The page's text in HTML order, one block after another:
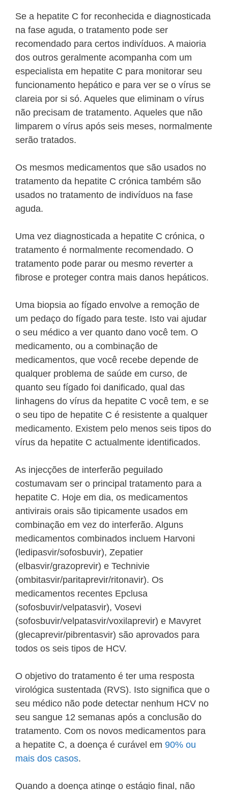
Se a hepatite C for reconhecida e diagnosticada
na fase aguda, o tratamento pode ser
recomendado para certos indivíduos. A maioria
dos outros geralmente acompanha com um
especialista em hepatite C para monitorar seu
funcionamento hepático e para ver se o vírus se
clareia por si só. Aqueles que eliminam o vírus
não precisam de tratamento. Aqueles que não
limparem o vírus após seis meses, normalmente
serão tratados.
Os mesmos medicamentos que são usados no
tratamento da hepatite C crónica também são
usados no tratamento de indivíduos na fase
aguda.
Uma vez diagnosticada a hepatite C crónica, o
tratamento é normalmente recomendado. O
tratamento pode parar ou mesmo reverter a
fibrose e proteger contra mais danos hepáticos.
Uma biopsia ao fígado envolve a remoção de
um pedaço do fígado para teste. Isto vai ajudar
o seu médico a ver quanto dano você tem. O
medicamento, ou a combinação de
medicamentos, que você recebe depende de
qualquer problema de saúde em curso, de
quanto seu fígado foi danificado, qual das
linhagens do vírus da hepatite C você tem, e se
o seu tipo de hepatite C é resistente a qualquer
medicamento. Existem pelo menos seis tipos do
vírus da hepatite C actualmente identificados.
As injecções de interferão peguilado
costumavam ser o principal tratamento para a
hepatite C. Hoje em dia, os medicamentos
antivirais orais são tipicamente usados em
combinação em vez do interferão. Alguns
medicamentos combinados incluem Harvoni
(ledipasvir/sofosbuvir), Zepatier
(elbasvir/grazoprevir) e Technivie
(ombitasvir/paritaprevir/ritonavir). Os
medicamentos recentes Epclusa
(sofosbuvir/velpatasvir), Vosevi
(sofosbuvir/velpatasvir/voxilaprevir) e Mavyret
(glecaprevir/pibrentasvir) são aprovados para
todos os seis tipos de HCV.
O objetivo do tratamento é ter uma resposta
virológica sustentada (RVS). Isto significa que o
seu médico não pode detectar nenhum HCV no
seu sangue 12 semanas após a conclusão do
tratamento. Com os novos medicamentos para
a hepatite C, a doença é curável em 90% ou
mais dos casos.
Quando a doença atinge o estágio final, não